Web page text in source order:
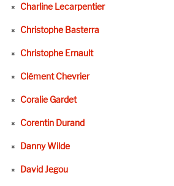
Charline Lecarpentier
Christophe Basterra
Christophe Ernault
Clément Chevrier
Coralie Gardet
Corentin Durand
Danny Wilde
David Jegou